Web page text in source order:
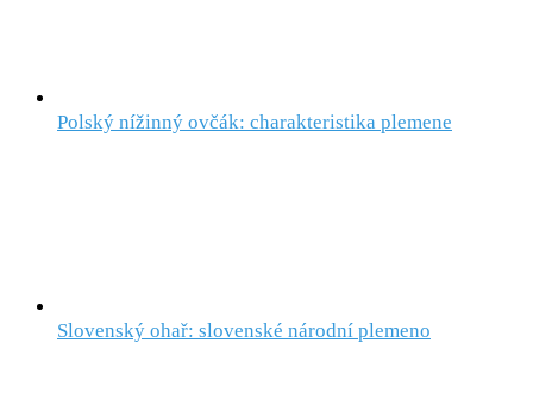
Polský nížinný ovčák: charakteristika plemene
Slovenský ohař: slovenské národní plemeno